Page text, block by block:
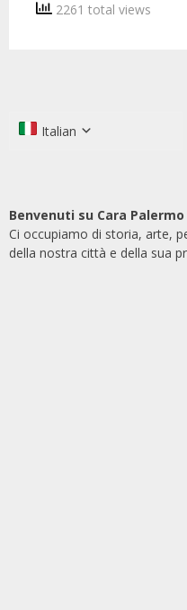
2261 total views
Italian
Benvenuti su Cara Palermo
Ci occupiamo di storia, arte,
della nostra città e della sua